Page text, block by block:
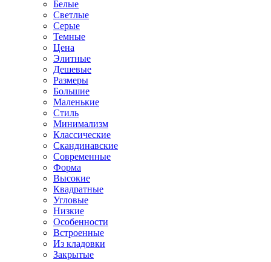
Белые
Светлые
Серые
Темные
Цена
Элитные
Дешевые
Размеры
Большие
Маленькие
Стиль
Минимализм
Классические
Скандинавские
Современные
Форма
Высокие
Квадратные
Угловые
Низкие
Особенности
Встроенные
Из кладовки
Закрытые